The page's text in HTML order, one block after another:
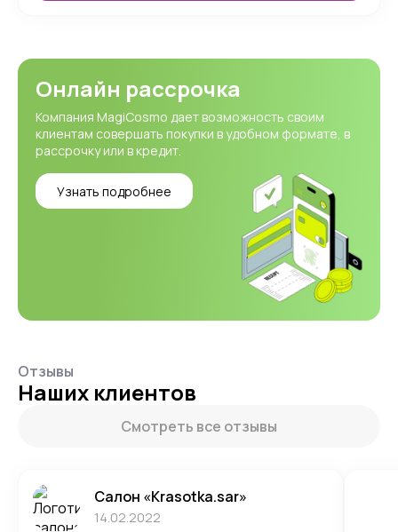
Онлайн рассрочка
Компания MagiCosmo дает возможность своим
клиентам совершать покупки в удобном формате, в
рассрочку или в кредит.
Узнать подробнее
Отзывы
Наших клиентов
Смотреть все отзывы
Салон «Krasotka.sar»
14.02.2022